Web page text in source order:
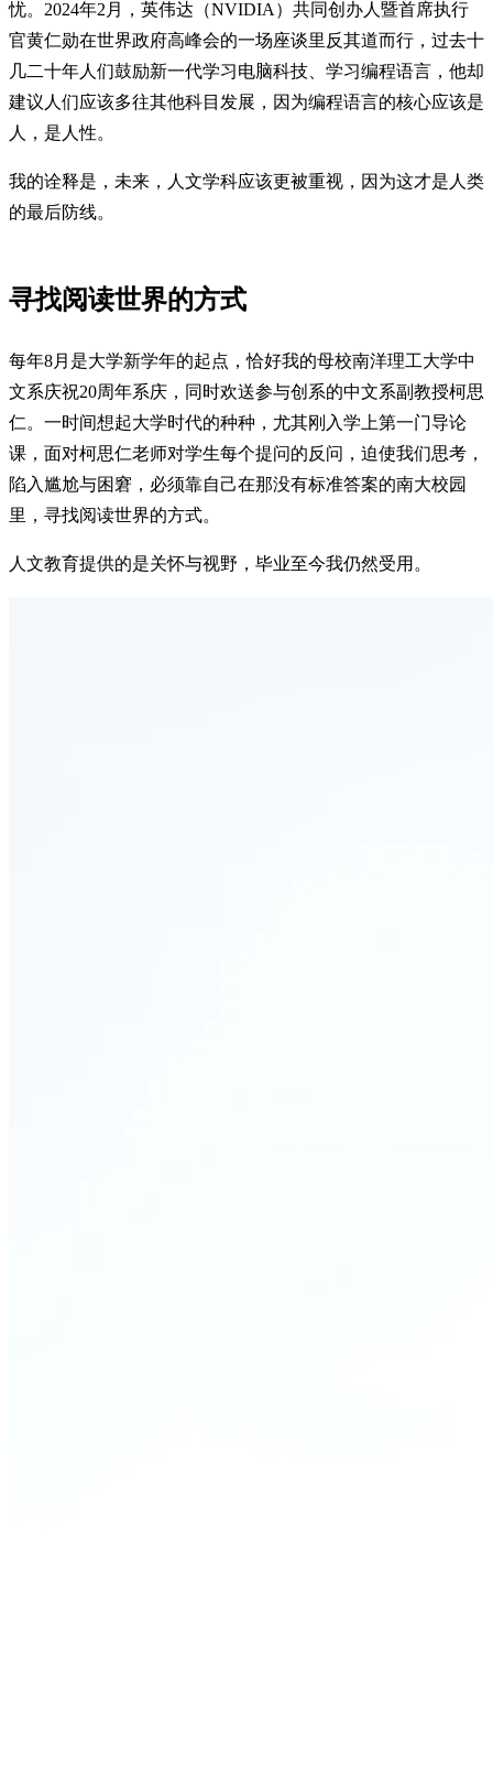
忧。2024年2月，英伟达（NVIDIA）共同创办人暨首席执行
官黄仁勋在世界政府高峰会的一场座谈里反其道而行，过去十
几二十年人们鼓励新一代学习电脑科技、学习编程语言，他却
建议人们应该多往其他科目发展，因为编程语言的核心应该是
人，是人性。
我的诠释是，未来，人文学科应该更被重视，因为这才是人类
的最后防线。
寻找阅读世界的方式
每年8月是大学新学年的起点，恰好我的母校南洋理工大学中
文系庆祝20周年系庆，同时欢送参与创系的中文系副教授柯思
仁。一时间想起大学时代的种种，尤其刚入学上第一门导论
课，面对柯思仁老师对学生每个提问的反问，迫使我们思考，
陷入尴尬与困窘，必须靠自己在那没有标准答案的南大校园
里，寻找阅读世界的方式。
人文教育提供的是关怀与视野，毕业至今我仍然受用。